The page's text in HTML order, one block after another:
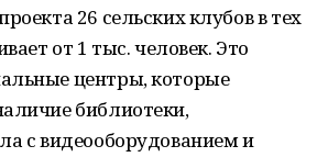
26 сельских клубов в тех
от 1 тыс. человек. Это
центры, которые
библиотеки,
с видеооборудованием и